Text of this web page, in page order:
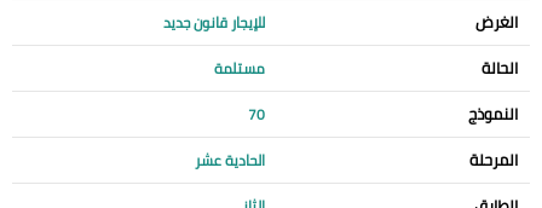
الغرض للإيجار قانون جديد
الحالة مستلمة
النموذج 70
المرحلة الحادية عشر